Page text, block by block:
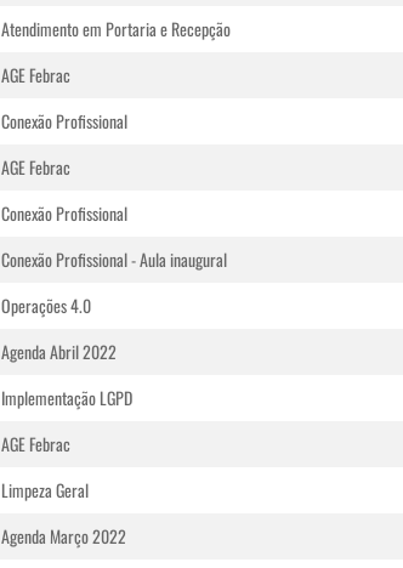
Atendimento em Portaria e Recepção
AGE Febrac
Conexão Profissional
AGE Febrac
Conexão Profissional
Conexão Profissional - Aula inaugural
Operações 4.0
Agenda Abril 2022
Implementação LGPD
AGE Febrac
Limpeza Geral
Agenda Março 2022